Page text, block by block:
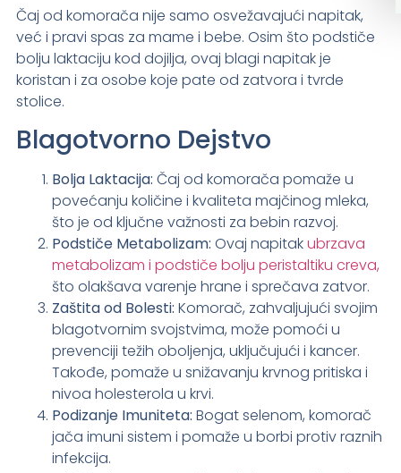
Čaj od komorača nije samo osvežavajući napitak,
već i pravi spas za mame i bebe. Osim što podstiče
bolju laktaciju kod dojilja, ovaj blagi napitak je
koristan i za osobe koje pate od zatvora i tvrde
stolice.
Blagotvorno Dejstvo
Bolja Laktacija: Čaj od komorača pomaže u
povećanju količine i kvaliteta majčinog mleka,
što je od ključne važnosti za bebin razvoj.
Podstiče Metabolizam: Ovaj napitakubrzava
metabolizam i podstiče bolju peristaltiku creva,
što olakšava varenje hrane i sprečava zatvor.
Zaštita od Bolesti: Komorač, zahvaljujući svojim
blagotvornim svojstvima, može pomoći u
prevenciji težih oboljenja, uključujući i kancer.
Takođe, pomaže u snižavanju krvnog pritiska i
nivoa holesterola u krvi.
Podizanje Imuniteta: Bogat selenom, komorač
jača imuni sistem i pomaže u borbi protiv raznih
infekcija.